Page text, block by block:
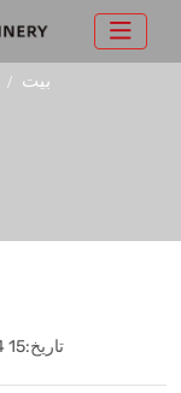
بيت
تاريخ:15 September 2024